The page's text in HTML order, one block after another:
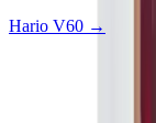
Hario V60 →